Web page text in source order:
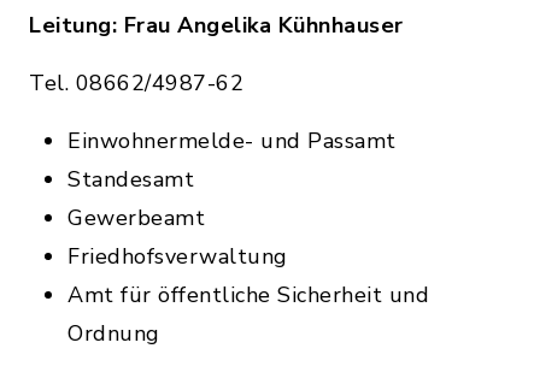
Leitung: Frau Angelika Kühnhauser
Tel. 08662/4987-62
Einwohnermelde- und Passamt
Standesamt
Gewerbeamt
Friedhofsverwaltung
Amt für öffentliche Sicherheit und
Ordnung